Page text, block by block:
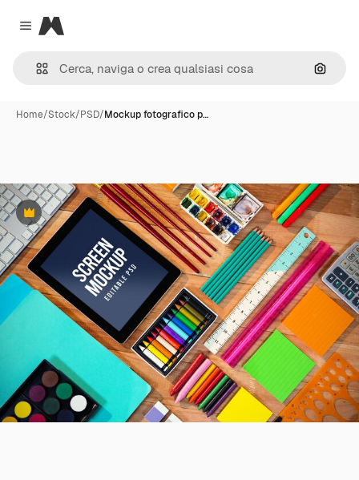
Close menu
Magnific
Cerca
Home/Stock/PSD/Mockup fotografico p…
Premium